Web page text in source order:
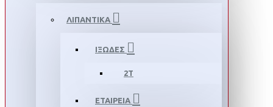
ΛΙΠΑΝΤΙΚΑ
ΙΞΩΔΕΣ
2T
ΕΤΑΙΡΕΙΑ